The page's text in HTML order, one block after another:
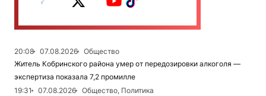
20:08 07.08.2026
Общество
Житель Кобринского района умер от передозировки алкоголя —
экспертиза показала 7,2 промилле
19:31
07.08.2026
Общество, Политика